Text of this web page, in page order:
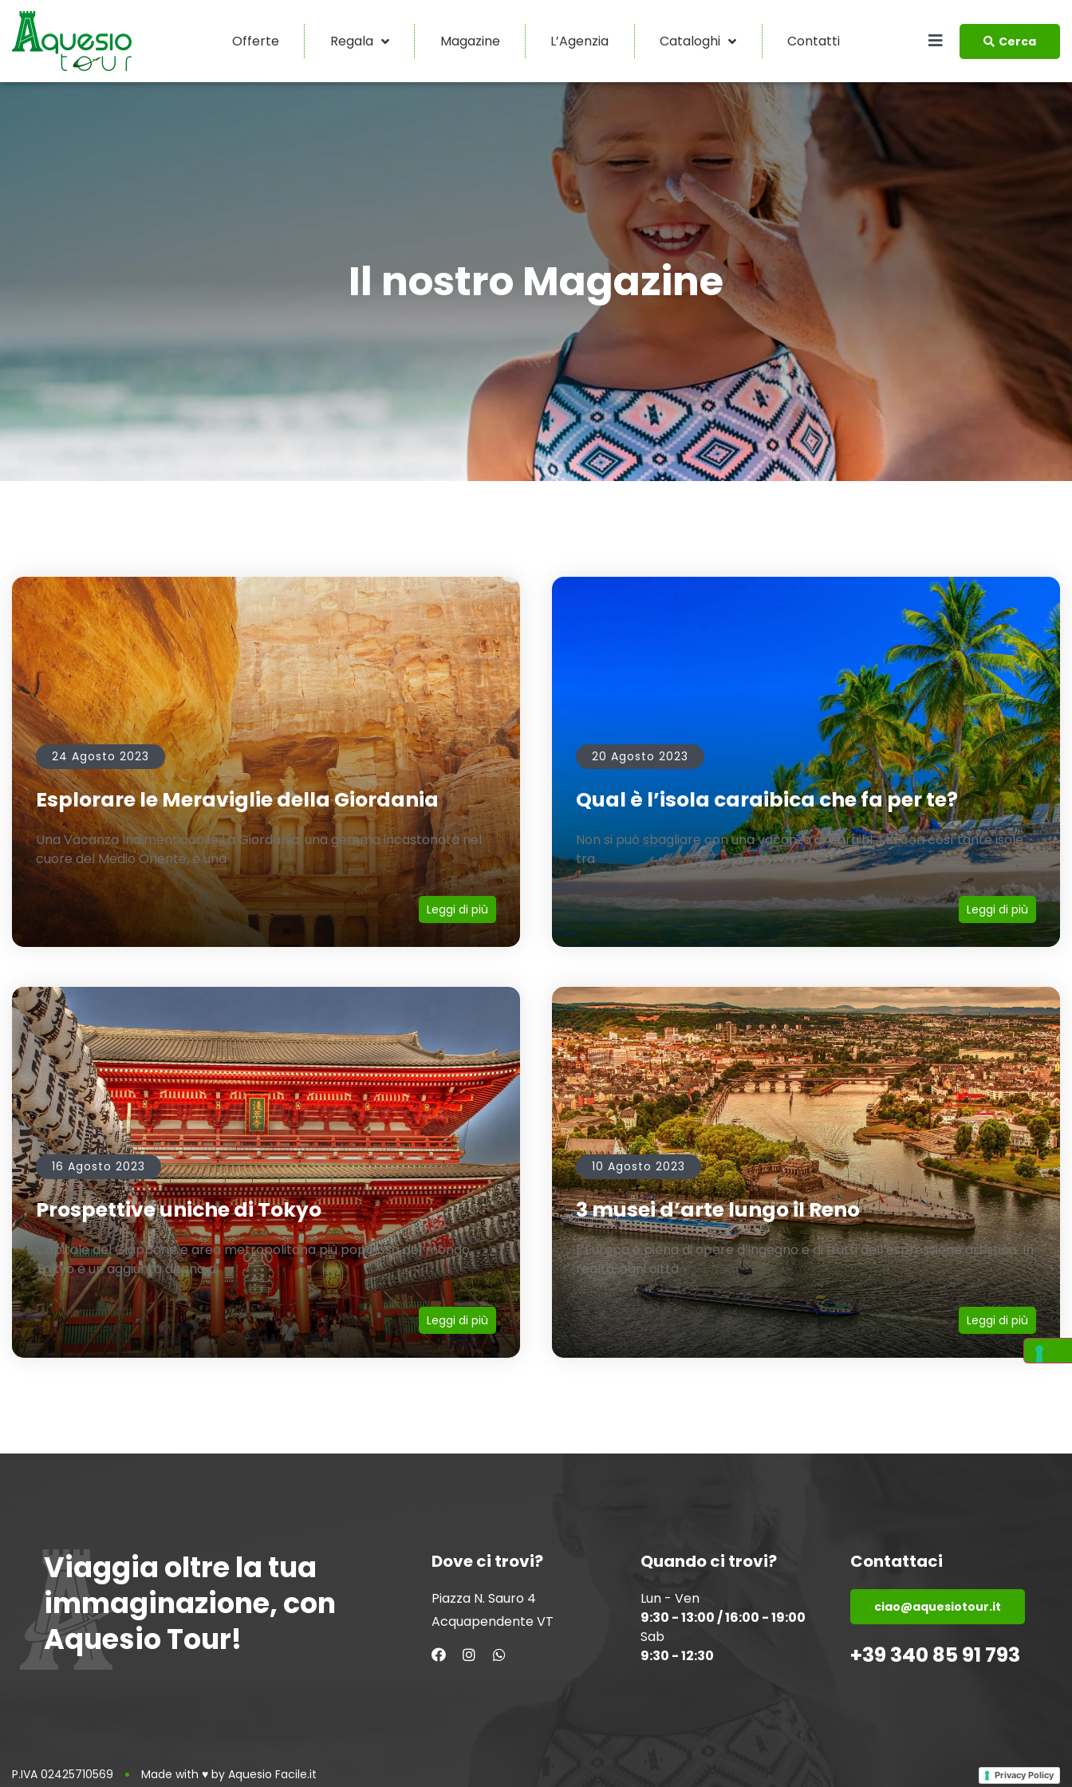
Offerte Regala Magazine L’Agenzia Cataloghi Contatti Cerca
Il nostro Magazine
24 Agosto 2023
Esplorare le Meraviglie della Giordania
Una Vacanza Indimenticabile La Giordania, una gemma incastonata nel
cuore del Medio Oriente, è una
Leggi di più
20 Agosto 2023
Qual è l’isola caraibica che fa per te?
Non si può sbagliare con una vacanza ai Caraibi. Ma con così tante isole
tra
Leggi di più
16 Agosto 2023
Prospettive uniche di Tokyo
Capitale del Giappone e area metropolitana più popolosa del mondo,
Tokyo è un’aggiunta degna di
Leggi di più
10 Agosto 2023
3 musei d’arte lungo il Reno
L’Europa è piena di opere d’ingegno e di frutti dell’espressione artistica. In
realtà, ogni città
Leggi di più
Viaggia oltre la tua
immaginazione, con
Aquesio Tour!
Dove ci trovi?
Piazza N. Sauro 4
Acquapendente VT
Quando ci trovi?
Lun - Ven
9:30 - 13:00 / 16:00 - 19:00
Sab
9:30 - 12:30
Contattaci
ciao@aquesiotour.it
+39 340 85 91 793
P.IVA 02425710569 Made with ♥ by Aquesio Facile.it Privacy Policy